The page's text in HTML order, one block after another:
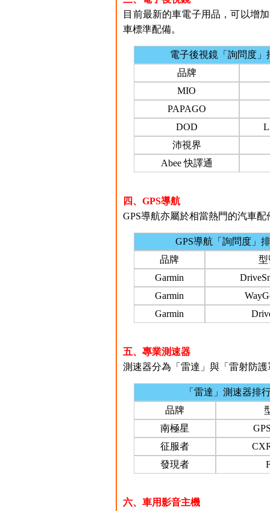
目前最新的車電子用品，可以增
車標準配備。
電子後視鏡「詢問度」
品牌
MIO
PAPAGO
DOD
沛視界
Abee 快譯通
四、GPS導航
GPS導航亦屬於相當熱門的汽車
GPS導航「詢問度」
品牌
型
Garmin
Garmin
Garmin
五、專業測速器
測速器分為「雷達」與「雷射防
「雷達」測速器排
品牌
南極星
征服者
發現者
六、車用影音主機